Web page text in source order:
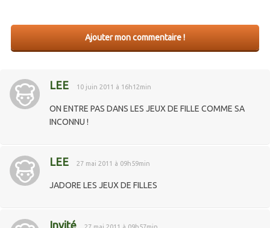
Ajouter mon commentaire !
LEE 10 juin 2011 à 16h12min
ON ENTRE PAS DANS LES JEUX DE FILLE COMME SA
INCONNU !
LEE 27 mai 2011 à 09h59min
JADORE LES JEUX DE FILLES
Invité